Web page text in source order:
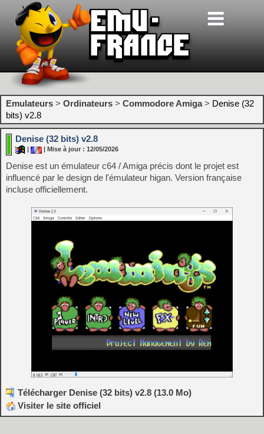
Emulateurs > Ordinateurs > Commodore Amiga> Denise (32
bits) v2.8
Denise (32 bits) v2.8
| Mise à jour : 12/05/2026
Denise est un émulateur c64 / Amiga précis dont le projet est
influencé par le design de l'émulateur higan. Version française
incluse officiellement.
Télécharger Denise (32 bits) v2.8 (13.0 Mo)
Visiter le site officiel